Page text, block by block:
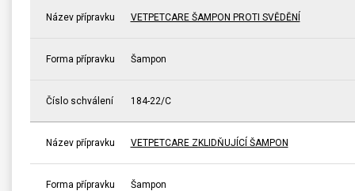
Název přípravku VETPETCARE ŠAMPON PROTI SVĚDĚNÍ
Forma přípravku Šampon
Číslo schválení 184-22/C
Název přípravku VETPETCARE ZKLIDŇUJÍCÍ ŠAMPON
Forma přípravku Šampon